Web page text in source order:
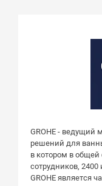
GROHE - ведущий
решений для
в котором в общей
сотрудников, 2400
GROHE является